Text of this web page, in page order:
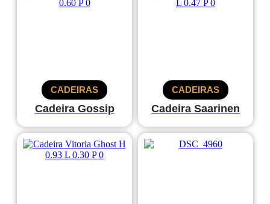
Cadeira Gossip
CADEIRAS
Cadeira Saarinen
CADEIRAS